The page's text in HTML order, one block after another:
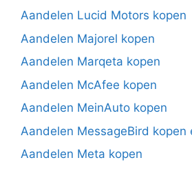
Aandelen Lucid Motors kopen
Aandelen Majorel kopen
Aandelen Marqeta kopen
Aandelen McAfee kopen
Aandelen MeinAuto kopen
Aandelen MessageBird kopen
Aandelen Meta kopen